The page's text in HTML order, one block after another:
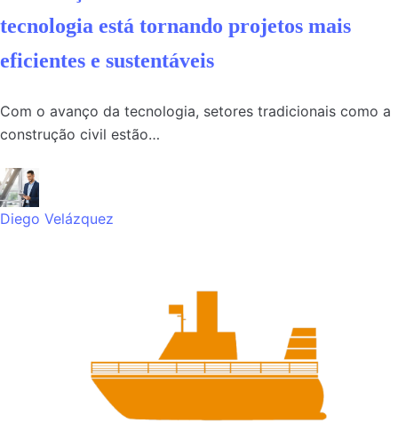
tecnologia está tornando projetos mais
eficientes e sustentáveis
Com o avanço da tecnologia, setores tradicionais como a
construção civil estão…
Diego Velázquez